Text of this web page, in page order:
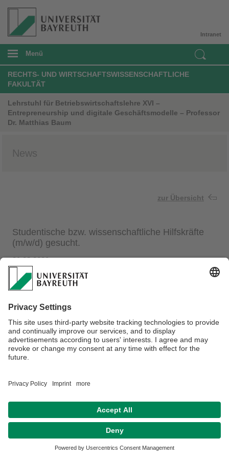
Intranet
Menü
RECHTS- UND WIRTSCHAFTSWISSENSCHAFTLICHE
FAKULTÄT
Lehrstuhl für Betriebswirtschaftslehre XVI –
Entrepreneurship und digitale Geschäftsmodelle – Professor
Dr. Matthias Baum
News
zur Übersicht
Studentische bzw. wissenschaftliche Hilfskräfte
(m/w/d) gesucht.
21.08.2020
Am Lehrstuhl für Entrepreneurship und digitale
Geschäftsmodelle suchen wir ab sofort 1-2 studentische
Stunden pro Woche unterstützen. Die Tätigkeit umfasst
dabei eine breite Unterstützung in allen Tätigkeitsbereichen
des Lehrstuhls (u.a. in Forschung, Transfer und Lehre).
Weitere Informationen finden Siehier
Kontakt
Barrierefreiheitserklärung